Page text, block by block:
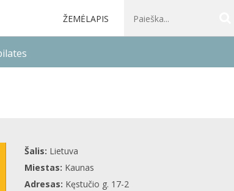
ŽEMĖLAPIS
Šalis: Lietuva
Miestas: Kaunas
Adresas: Kęstučio g. 17-2